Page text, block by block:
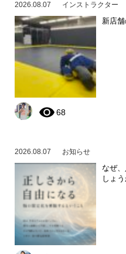
2026.08.07 インストラクター
新店
68
2026.08.07 お知らせ
なぜ
しょう